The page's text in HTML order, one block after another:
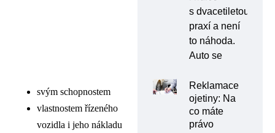
svým schopnostem
vlastnostem řízeného
vozidla i jeho nákladu
s dvacetiletou
praxí a není
to náhoda.
Auto se
Reklamace
ojetiny: Na
co máte
právo